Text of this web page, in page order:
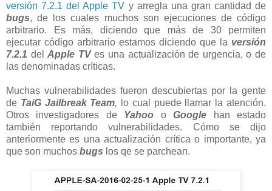
versión 7.2.1 del Apple TV y arregla una gran cantidad de
bugs, de los cuales muchos son ejecuciones de código
arbitrario. Es más, diciendo que más de 30 permiten
ejecutar código arbitrario estamos diciendo que la versión
7.2.1 delApple TVes una actualización de urgencia, o de
las denominadas críticas.
Muchas vulnerabilidades fueron descubiertas por la gente
de TaiG Jailbreak Team,
lo cual puede llamar la atención.
Otros investigadores de Yahoo oGoogle
han estado
también reportando vulnerabilidades. Cómo se dijo
anteriormente es una actualización crítica o importante, ya
que son muchos bugs los qe se parchean.